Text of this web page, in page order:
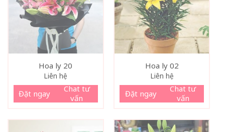
Hoa ly 20
Liên hệ
Đặt ngay
Chat tư
vấn
Hoa ly 02
Liên hệ
Đặt ngay
Chat tư
vấn